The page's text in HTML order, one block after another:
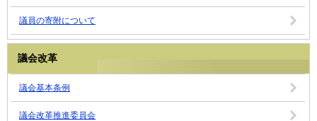
議員の寄附について
議会改革
議会基本条例
議会改革推進委員会